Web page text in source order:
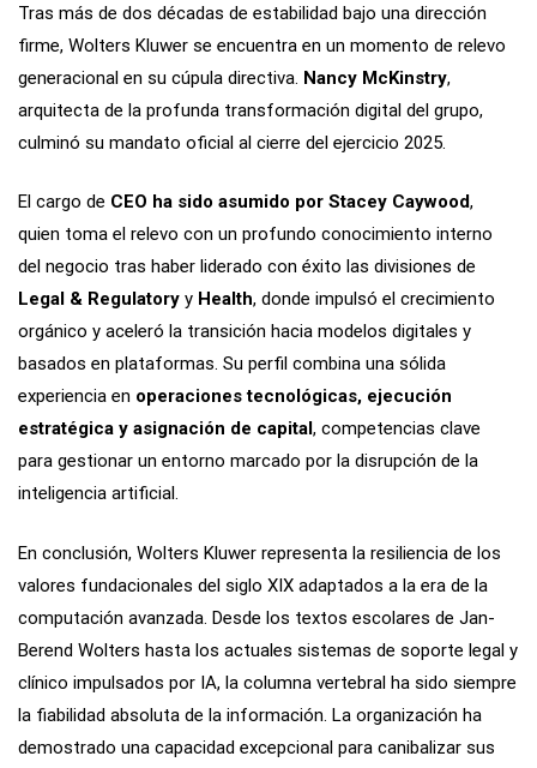
Tras más de dos décadas de estabilidad bajo una dirección
firme, Wolters Kluwer se encuentra en un momento de relevo
generacional en su cúpula directiva. Nancy McKinstry,
arquitecta de la profunda transformación digital del grupo,
culminó su mandato oficial al cierre del ejercicio 2025.
El cargo de CEO ha sido asumido por Stacey Caywood,
quien toma el relevo con un profundo conocimiento interno
del negocio tras haber liderado con éxito las divisiones de
Legal & Regulatory y Health, donde impulsó el crecimiento
orgánico y aceleró la transición hacia modelos digitales y
basados en plataformas. Su perfil combina una sólida
experiencia en operaciones tecnológicas, ejecución
estratégica y asignación de capital, competencias clave
para gestionar un entorno marcado por la disrupción de la
inteligencia artificial.
En conclusión, Wolters Kluwer representa la resiliencia de los
valores fundacionales del siglo XIX adaptados a la era de la
computación avanzada. Desde los textos escolares de Jan-
Berend Wolters hasta los actuales sistemas de soporte legal y
clínico impulsados por IA, la columna vertebral ha sido siempre
la fiabilidad absoluta de la información. La organización ha
demostrado una capacidad excepcional para canibalizar sus